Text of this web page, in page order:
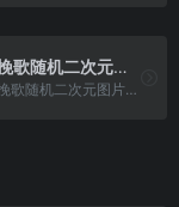
挽歌随机二次元图片API
挽歌随机二次元图片API，一个免费的二次元图片API